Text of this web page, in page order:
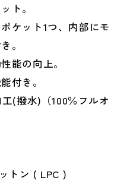
ト。
ケット1つ、内部にモ
。
能の向上。
付き。
(撥水)（100％フルオ
トン ( LPC )